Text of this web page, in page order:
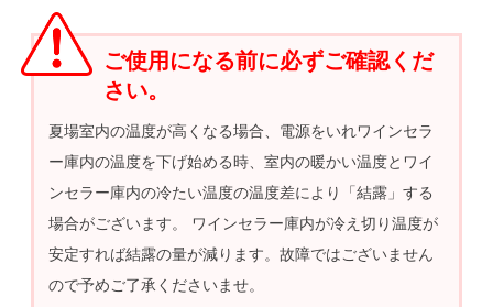
ご使用になる前に必ずご確認くだ
さい。
夏場室内の温度が高くなる場合、電源をいれワインセラ
ー庫内の温度を下げ始める時、室内の暖かい温度とワイ
ンセラー庫内の冷たい温度の温度差により「結露」する
場合がございます。 ワインセラー庫内が冷え切り温度が
安定すれば結露の量が減ります。故障ではございません
ので予めご了承くださいませ。